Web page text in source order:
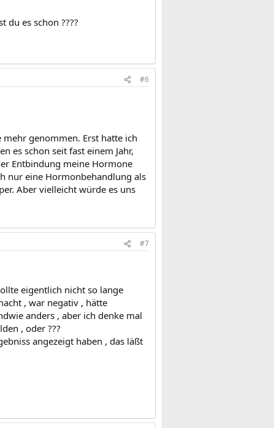
du es schon ????
#6
mehr genommen. Erst hatte ich
es schon seit fast einem Jahr,
Entbindung meine Hormone
nur eine Hormonbehandlung als
Aber vielleicht würde es uns
#7
eigentlich nicht so lange
, war negativ , hätte
anders , aber ich denke mal
, oder ???
angezeigt haben , das läßt